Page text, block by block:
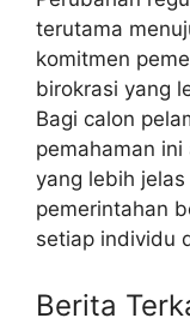
terutama
komitmen
birokrasi yang
Bagi calon
pemahaman
yang lebih
pemerintahan
setiap individu
Berita